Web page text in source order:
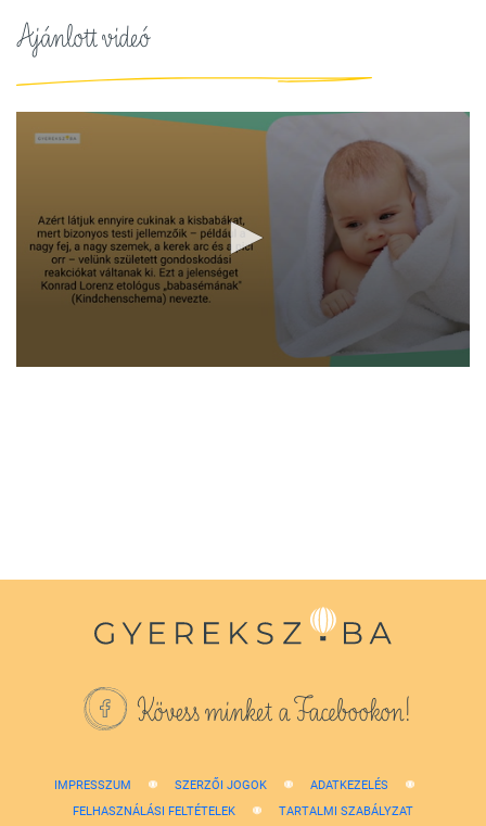
Ajánlott videó
Kövess minket a Facebookon!
IMPRESSZUM SZERZŐI JOGOK
ADATKEZELÉS
FELHASZNÁLÁSI FELTÉTELEK
TARTALMI SZABÁLYZAT